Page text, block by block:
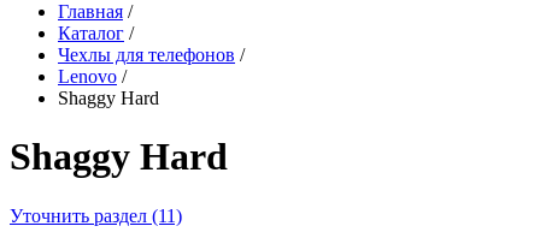
Главная /
Каталог /
Чехлы для телефонов /
Lenovo /
Shaggy Hard
Shaggy Hard
Уточнить раздел (11)